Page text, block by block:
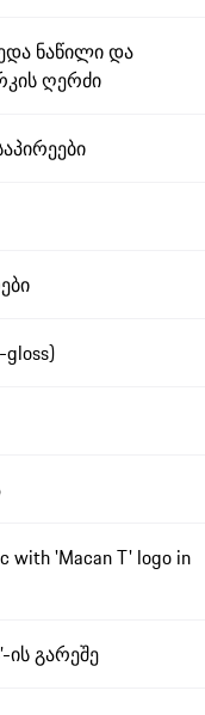
ნაწილი და
ღერძი
gloss)
with 'Macan T' logo in
გარეშე